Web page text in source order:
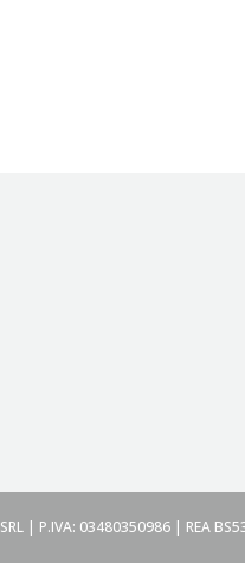
| P.IVA: 03480350986 | REA